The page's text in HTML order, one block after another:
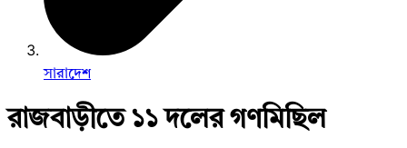
সারাদেশ
রাজবাড়ীতে ১১ দলের গণমিছিল